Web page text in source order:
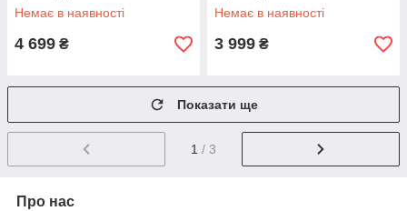
Немає в наявності
4 699 ₴
Немає в наявності
3 999 ₴
Показати ще
1 / 3
Про нас